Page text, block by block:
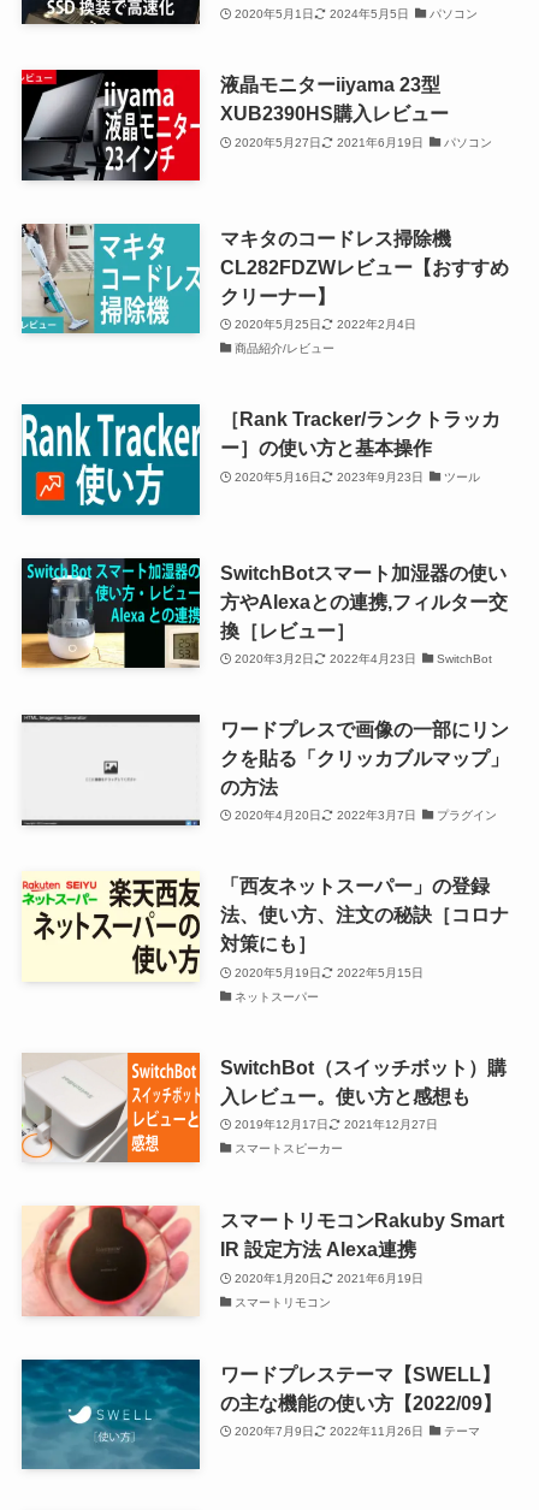
2020年5月1日 2024年5月5日 パソコン
液晶モニターiiyama 23型
XUB2390HS購入レビュー
2020年5月27日 2021年6月19日 パソコン
マキタのコードレス掃除機
CL282FDZWレビュー【おすすめ
クリーナー】
2020年5月25日
2022年2月4日
商品紹介/レビュー
［Rank Tracker/ランクトラッカ
ー］の使い方と基本操作
2020年5月16日 2023年9月23日 ツール
SwitchBotスマート加湿器の使い
方やAlexaとの連携,フィルター交
換［レビュー］
2020年3月2日 2022年4月23日 SwitchBot
ワードプレスで画像の一部にリン
クを貼る「クリッカブルマップ」
の方法
2020年4月20日 2022年3月7日 プラグイン
「西友ネットスーパー」の登録
法、使い方、注文の秘訣［コロナ
対策にも］
2020年5月19日
2022年5月15日
ネットスーパー
SwitchBot（スイッチボット）購
入レビュー。使い方と感想も
2019年12月17日
2021年12月27日
スマートスピーカー
スマートリモコンRakuby Smart
IR 設定方法 Alexa連携
2020年1月20日
2021年6月19日
スマートリモコン
ワードプレステーマ【SWELL】
の主な機能の使い方【2022/09】
2020年7月9日 2022年11月26日 テーマ